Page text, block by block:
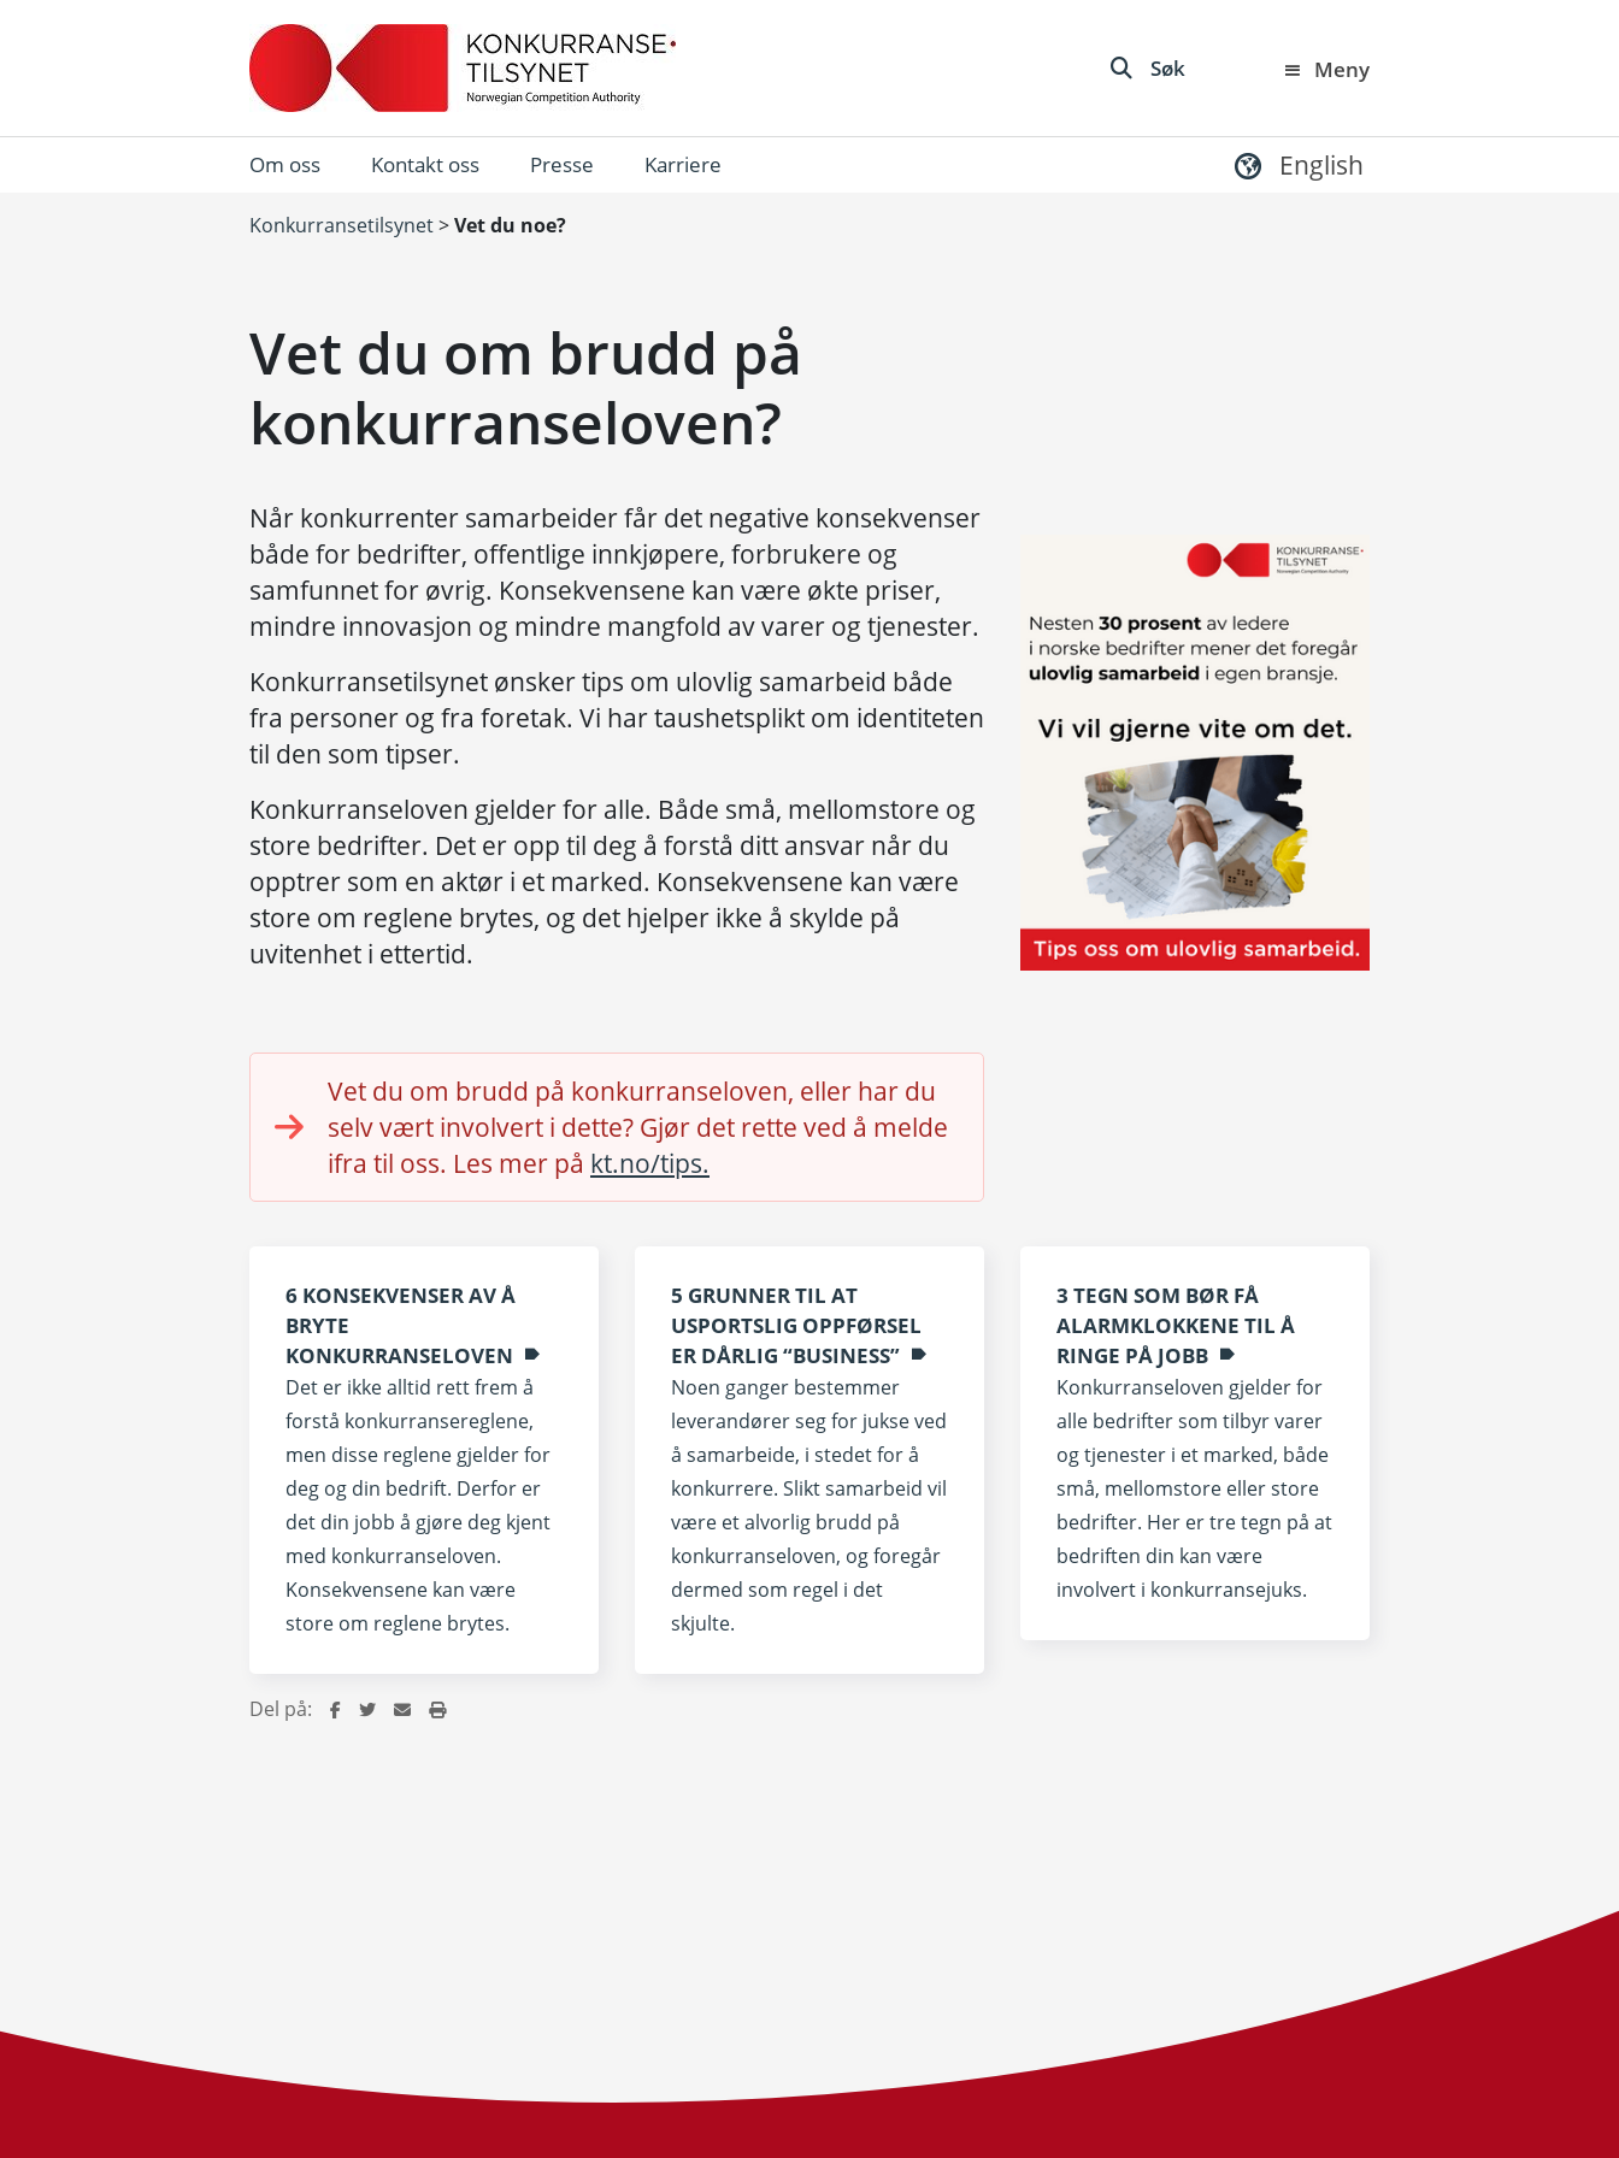
Søk Meny
Om oss Kontakt oss Presse Karriere English
Konkurransetilsynet>Vet du noe?
Vet du om brudd på
konkurranseloven?
Når konkurrenter samarbeider får det negative konsekvenser
både for bedrifter, offentlige innkjøpere, forbrukere og
samfunnet for øvrig. Konsekvensene kan være økte priser,
mindre innovasjon og mindre mangfold av varer og tjenester.
Konkurransetilsynet ønsker tips om ulovlig samarbeid både
fra personer og fra foretak. Vi har taushetsplikt om identiteten
til den som tipser.
Konkurranseloven gjelder for alle. Både små, mellomstore og
store bedrifter. Det er opp til deg å forstå ditt ansvar når du
opptrer som en aktør i et marked. Konsekvensene kan være
store om reglene brytes, og det hjelper ikke å skylde på
uvitenhet i ettertid.
Vet du om brudd på konkurranseloven, eller har du
selv vært involvert i dette? Gjør det rette ved å melde
ifra til oss. Les mer på kt.no/tips.
6 KONSEKVENSER AV Å
BRYTE
KONKURRANSELOVEN
Det er ikke alltid rett frem å
forstå konkurransereglene,
men disse reglene gjelder for
deg og din bedrift. Derfor er
det din jobb å gjøre deg kjent
med konkurranseloven.
Konsekvensene kan være
store om reglene brytes.
5 GRUNNER TIL AT
USPORTSLIG OPPFØRSEL
ER DÅRLIG “BUSINESS”
Noen ganger bestemmer
leverandører seg for jukse ved
å samarbeide, i stedet for å
konkurrere. Slikt samarbeid vil
være et alvorlig brudd på
konkurranseloven, og foregår
dermed som regel i det
skjulte.
3 TEGN SOM BØR FÅ
ALARMKLOKKENE TIL Å
RINGE PÅ JOBB
Konkurranseloven gjelder for
alle bedrifter som tilbyr varer
og tjenester i et marked, både
små, mellomstore eller store
bedrifter. Her er tre tegn på at
bedriften din kan være
involvert i konkurransejuks.
Del på: